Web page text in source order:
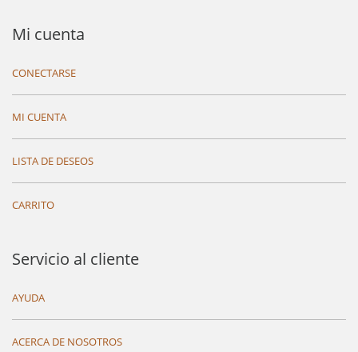
Mi cuenta
CONECTARSE
MI CUENTA
LISTA DE DESEOS
CARRITO
Servicio al cliente
AYUDA
ACERCA DE NOSOTROS